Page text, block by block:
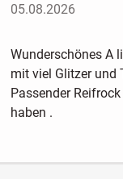
05.08.2026
Wunderschönes A
mit viel Glitzer und
Passender
haben .